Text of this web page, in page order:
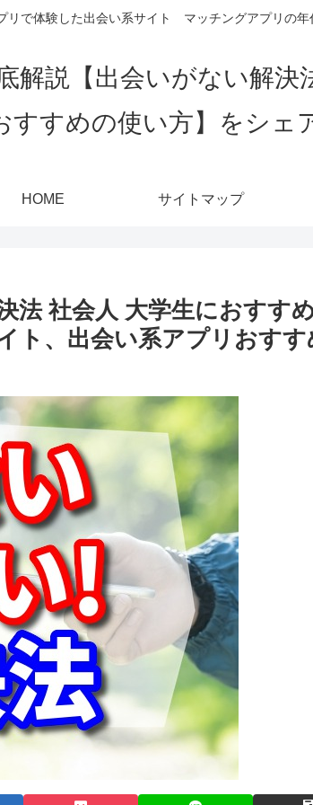
リで体験した出会い系サイト マッチングアプリの
解説【出会いがない
すすめの使い方】をシ
HOME サイトマップ
法 社会人 大学生におすす
ト、出会い系アプリおすす